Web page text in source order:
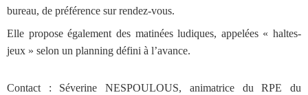
bureau, de préférence sur rendez-vous.
Elle propose également des matinées ludiques, appelées « haltes-
jeux » selon un planning défini à l’avance.
Contact : Séverine NESPOULOUS, animatrice du RPE du